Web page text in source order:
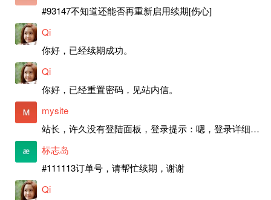
#93147不知道还能否再重新启用续期[伤心]
Qi
你好，已经续期成功。
Qi
你好，已经重置密码，见站内信。
mysite
站长，许久没有登陆面板，登录提示：嗯，登录详细信息似乎不正确。请重试。 网站还可以正常使用。如果是密码问题请帮忙重置一下密码。谢谢。订单号：97790，账号：aa20210950。 站长，提交了工单，你回复续期成功，不过我的问题是面部登陆信息有问题，一直是初始密码，现在无法登陆，有时间麻烦排查一下。
标志岛
#111113订单号，请帮忙续期，谢谢
Qi